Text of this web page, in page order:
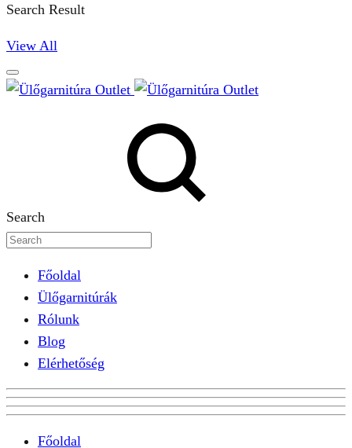
Search Result
View All
Search
Főoldal
Ülőgarnitúrák
Rólunk
Blog
Elérhetőség
Főoldal